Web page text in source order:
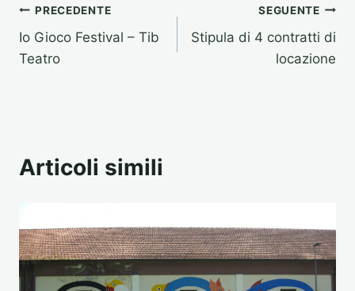
Navigazione
articoli
PRECEDENTE
Io Gioco Festival – Tib
Teatro
SEGUENTE
Stipula di 4 contratti di
locazione
Articoli simili